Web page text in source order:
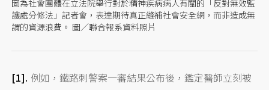
圖為社會團體在立法院舉行對於精神疾病病人有關的「反對無效監
護處分修法」記者會，表達期待真正縫補社會安全網，而非造成無
謂的資源浪費。 圖／聯合報系資料照片
例如，鐵路刺警案一審結果公布後，鑑定醫師立刻被